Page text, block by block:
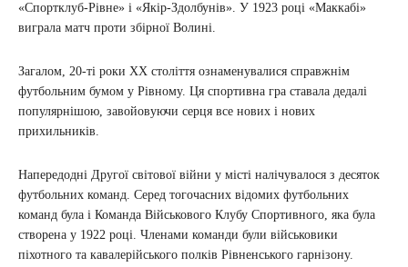
«Спортклуб-Рівне» і «Якір-Здолбунів». У 1923 році «Маккабі»
виграла матч проти збірної Волині.
Загалом, 20-ті роки XX століття ознаменувалися справжнім
футбольним бумом у Рівному. Ця спортивна гра ставала дедалі
популярнішою, завойовуючи серця все нових і нових
прихильників.
Напередодні Другої світової війни у місті налічувалося з десяток
футбольних команд. Серед тогочасних відомих футбольних
команд була і Команда Військового Клубу Спортивного, яка була
створена у 1922 році. Членами команди були військовики
піхотного та кавалерійського полків Рівненського гарнізону.